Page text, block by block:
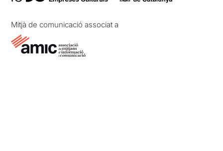
Mitjà de comunicació associat a